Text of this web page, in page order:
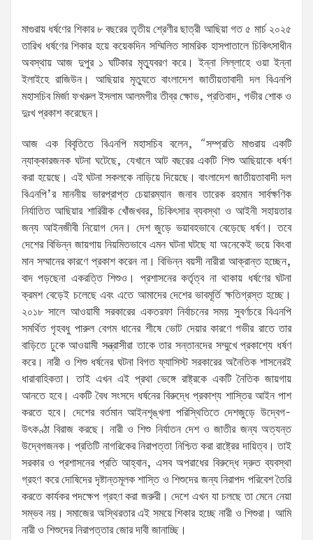
মাগুরায় ধর্ষণের শিকার ৮ বছরের তৃতীয় শ্রেণীর ছাত্রী আছিয়া গত ৫ মার্চ ২০২৫
তারিখ ধর্ষণের শিকার হয়ে কয়েকদিন সম্মিলিত সামরিক হাসপাতালে চিকিৎসাধীন
অবস্থায় আজ দুপুর ১ ঘটিকার মৃত্যুবরণ করে। ইন্না লিল্লাহে ওয়া ইন্না
ইলাইহে রাজিউন। আছিয়ার মৃত্যুতে বাংলাদেশ জাতীয়তাবাদী দল বিএনপি
মহাসচিব মির্জা ফখরুল ইসলাম আলমগীর তীব্র ক্ষোভ, প্রতিবাদ, গভীর শোক ও
দুঃখ প্রকাশ করেছেন।
আজ এক বিবৃতিতে বিএনপি মহাসচিব বলেন, “সম্প্রতি মাগুরায় একটি
ন্যাক্কারজনক ঘটনা ঘটেছে, যেখানে আট বছরের একটি শিশু আছিয়াকে ধর্ষণ
করা হয়েছে। এই ঘটনা সকলকে নাড়িয়ে দিয়েছে। বাংলাদেশ জাতীয়তাবাদী দল
বিএনপি’র মাননীয় ভারপ্রাপ্ত চেয়ারম্যান জনাব তারেক রহমান সার্বক্ষণিক
নির্যাতিত আছিয়ার শারিরীক খোঁজখবর, চিকিৎসার ব্যবস্থা ও আইনী সহায়তার
জন্য আইনজীবী নিয়োগ দেন। দেশ জুড়ে ভয়াবহভাবে বেড়েছে ধর্ষণ। তবে
দেশের বিভিন্ন জায়গায় নিয়মিতভাবে এমন ঘটনা ঘটছে যা অনেকেই ভয়ে কিংবা
মান সম্মানের কারণে প্রকাশ করেন না। বিভিন্ন বয়সী নারীরা আক্রান্ত হচ্ছেন,
বাদ পড়ছেনা একরত্তি শিশুও। প্রশাসনের কর্তৃত্ব না থাকায় ধর্ষণের ঘটনা
ক্রমশ বেড়েই চলেছে এবং এতে আমাদের দেশের ভাবমূর্তি ক্ষতিগ্রস্ত হচ্ছে।
২০১৮ সালে আওয়ামী সরকারের একতরফা নির্বাচনের সময় সুবর্ণচরে বিএনপি
সমর্থিত গৃহবধু পারুল বেগম ধানের শীষে ভোট দেয়ার কারণে গভীর রাতে তার
বাড়িতে ঢুকে আওয়ামী সন্ত্রাসীরা তাকে তার সন্তানদের সম্মুখে প্রকাশ্যে ধর্ষণ
করে। নারী ও শিশু ধর্ষনের ঘটনা বিগত ফ্যাসিস্ট সরকারের অনৈতিক শাসনেরই
ধারাবাহিকতা। তাই এখন এই প্রথা ভেঙ্গে রাষ্ট্রকে একটি নৈতিক জায়গায়
আনতে হবে। একটি বৈধ সংসদে ধর্ষনের বিরুদ্ধে প্রকাশ্য শাস্তির আইন পাশ
করতে হবে। দেশের বর্তমান আইনশৃঙ্খলা পরিস্থিতিতে দেশজুড়ে উদ্বেগ-
উৎকণ্ঠা বিরাজ করছে। নারী ও শিশু নির্যাতন দেশ ও জাতীর জন্য অত্যন্ত
উদ্বেগজনক। প্রতিটি নাগরিকের নিরাপত্তা নিশ্চিত করা রাষ্ট্রের দায়িত্ব। তাই
সরকার ও প্রশাসনের প্রতি আহ্বান, এসব অপরাধের বিরুদ্ধে দ্রুত ব্যবস্থা
গ্রহণ করে দোষিদের দৃষ্টান্তমূলক শাস্তি ও শিশুদের জন্য নিরাপদ পরিবেশ তৈরি
করতে কার্যকর পদক্ষেপ গ্রহণ করা জরুরী। দেশে এখন যা চলছে তা মেনে নেয়া
সম্ভব নয়। সমাজের অস্থিরতার এই সময়ে শিকার হচ্ছে নারী ও শিশুরা। আমি
নারী ও শিশুদের নিরাপত্তার জোর দাবী জানাচ্ছি।